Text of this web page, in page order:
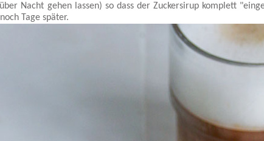
Nacht gehen lassen) so dass der Zuckersirup komplett
Tage später.